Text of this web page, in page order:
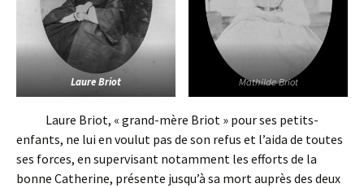
Laure Briot Mathilde Briot
Laure Briot, « grand-mère Briot » pour ses petits-
enfants, ne lui en voulut pas de son refus et l’aida de toutes
ses forces, en supervisant notamment les efforts de la
bonne Catherine, présente jusqu’à sa mort auprès des deux